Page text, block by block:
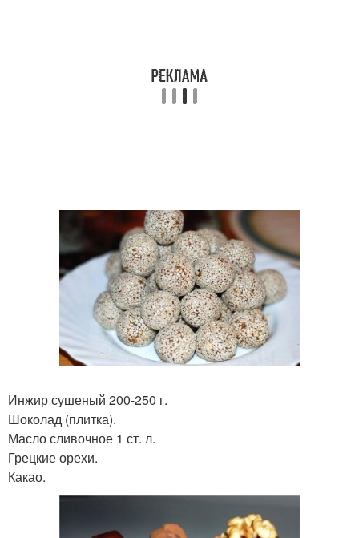
Инжир сушеный 200-250 г.
Шоколад (плитка).
Масло сливочное 1 ст. л.
Грецкие орехи.
Какао.